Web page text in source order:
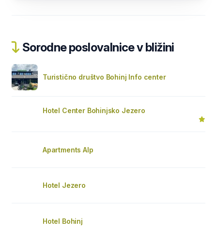
Sorodne poslovalnice v bližini
Turistično društvo Bohinj Info center
Hotel Center Bohinjsko Jezero
Apartments Alp
Hotel Jezero
Hotel Bohinj